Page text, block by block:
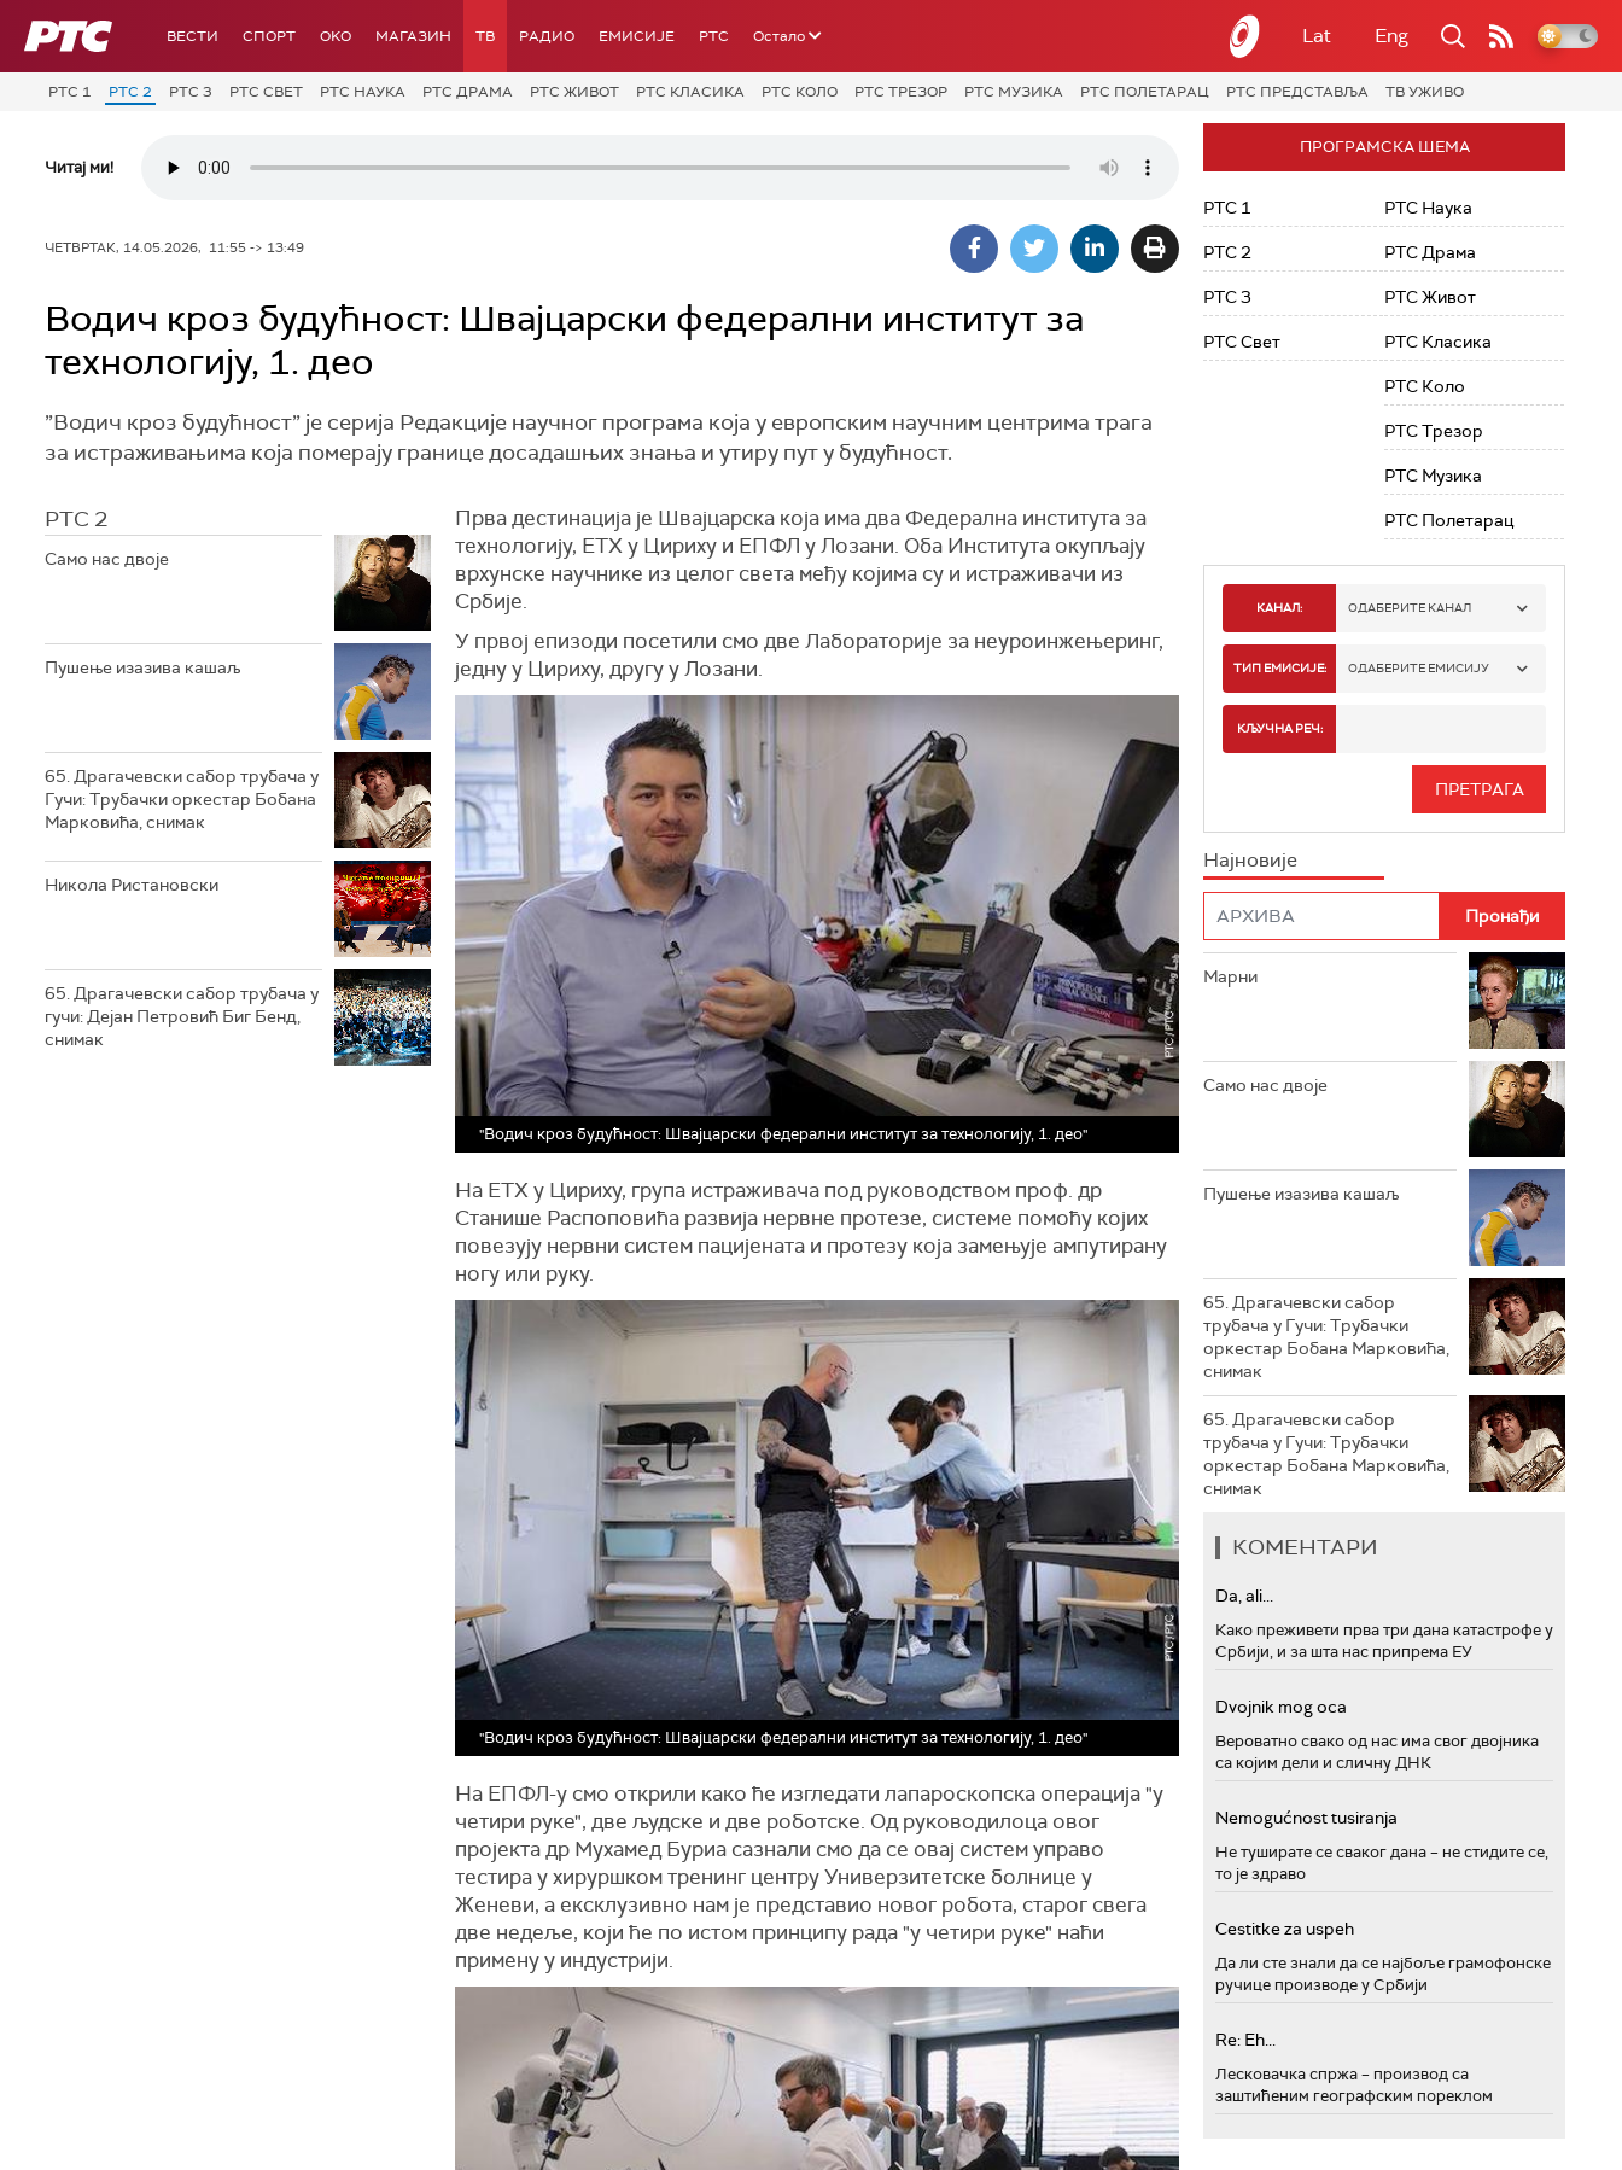
РТС ВЕСТИ СПОРТ OKO МАГАЗИН ТВ РАДИО ЕМИСИЈЕ РТС Остало Lat Eng
РТС 1 РТС 2 РТС 3 РТС СВЕТ РТС НАУКА РТС ДРАМА РТС ЖИВОТ РТС КЛАСИКА РТС КОЛО РТС ТРЕЗОР РТС МУЗИКА РТС ПОЛЕТАРАЦ РТС ПРЕДСТАВЉА ТВ УЖИВО
Читај ми!
ЧЕТВРТАК, 14.05.2026, 11:55 -> 13:49
Водич кроз будућност: Швајцарски федерални институт за
технологију, 1. део
”Водич кроз будућност” је серија Редакције научног програма која у европским научним центрима трага
за истраживањима која померају границе досадашњих знања и утиру пут у будућност.
РТС 2
Само нас двоје
Пушење изазива кашаљ
65. Драгачевски сабор трубача у
Гучи: Трубачки оркестар Бобана
Марковића, снимак
Никола Ристановски
65. Драгачевски сабор трубача у
гучи: Дејан Петровић Биг Бeнд,
снимак
Прва дестинација је Швајцарска која има два Федерална института за
технологију, ЕТХ у Цириху и ЕПФЛ у Лозани. Оба Института окупљају
врхунске научнике из целог света међу којима су и истраживачи из
Србије.
У првој епизоди посетили смо две Лабораторије за неуроинжењеринг,
једну у Цириху, другу у Лозани.
"Водич кроз будућност: Швајцарски федерални институт за технологију, 1. део"
На ЕТХ у Цириху, група истраживача под руководством проф. др
Станише Распоповића развија нервне протезе, системе помоћу којих
повезују нервни систем пацијената и протезу која замењује ампутирану
ногу или руку.
"Водич кроз будућност: Швајцарски федерални институт за технологију, 1. део"
На ЕПФЛ-у смо открили како ће изгледати лапароскопска операција "у
четири руке", две људске и две роботске. Од руководилоца овог
пројекта др Мухамед Буриа сазнали смо да се овај систем управо
тестира у хируршком тренинг центру Универзитетске болнице у
Женеви, а ексклузивно нам је представио новог робота, старог свега
две недеље, који ће по истом принципу рада "у четири руке" наћи
примену у индустрији.
ПРОГРАМСКА ШЕМА
РТС 1
РТС 2
РТС 3
РТС Свет
РТС Наука
РТС Драма
РТС Живот
РТС Класика
РТС Коло
РТС Трезор
РТС Музика
РТС Полетарац
КАНАЛ: ОДАБЕРИТЕ КАНАЛ
РТС 1
РТС 3
РТС КЛАСИКА
РТС ТРЕЗОР
РТС ПОЛЕТАРАЦ
ТИП ЕМИСИЈЕ: ОДАБЕРИТЕ ЕМИСИЈУ
КЉУЧНА РЕЧ:
Најновије
Марни
Само нас двоје
Пушење изазива кашаљ
65. Драгачевски сабор
трубача у Гучи: Трубачки
оркестар Бобана Марковића,
снимак
65. Драгачевски сабор
трубача у Гучи: Трубачки
оркестар Бобана Марковића,
снимак
КОМЕНТАРИ
Da, ali...
Како преживети прва три дана катастрофе у
Србији, и за шта нас припрема ЕУ
Dvojnik mog oca
Вероватно свако од нас има свог двојника
са којим дели и сличну ДНК
Nemogućnost tusiranja
Не туширате се сваког дана – не стидите се,
то је здраво
Cestitke za uspeh
Да ли сте знали да се најбоље грамофонске
ручице производе у Србији
Re: Eh...
Лесковачка спржа – производ са
заштићеним географским пореклом